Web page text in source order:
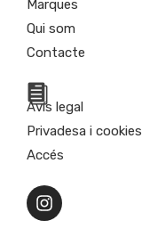
Marques
Qui som
Contacte
Avís legal
Privadesa i cookies
Accés